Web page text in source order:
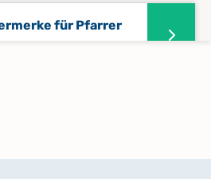
für Pfarrer